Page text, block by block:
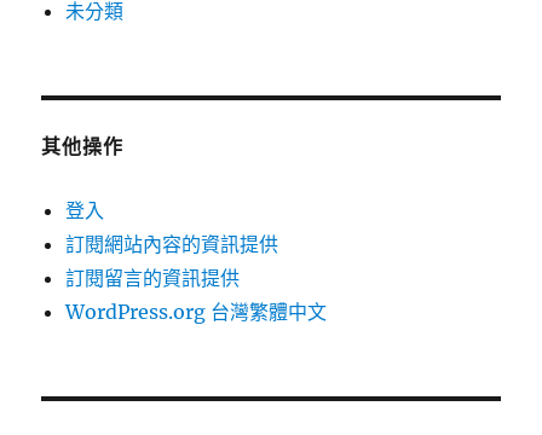
未分類
其他操作
登入
訂閱網站內容的資訊提供
訂閱留言的資訊提供
WordPress.org 台灣繁體中文